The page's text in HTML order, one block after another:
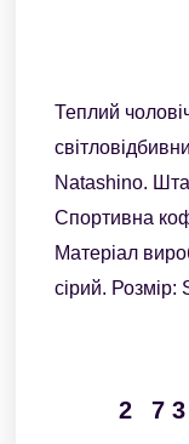
Теплий
Natashino.
Спортивна
Матеріал
сірий. Розмір:
2